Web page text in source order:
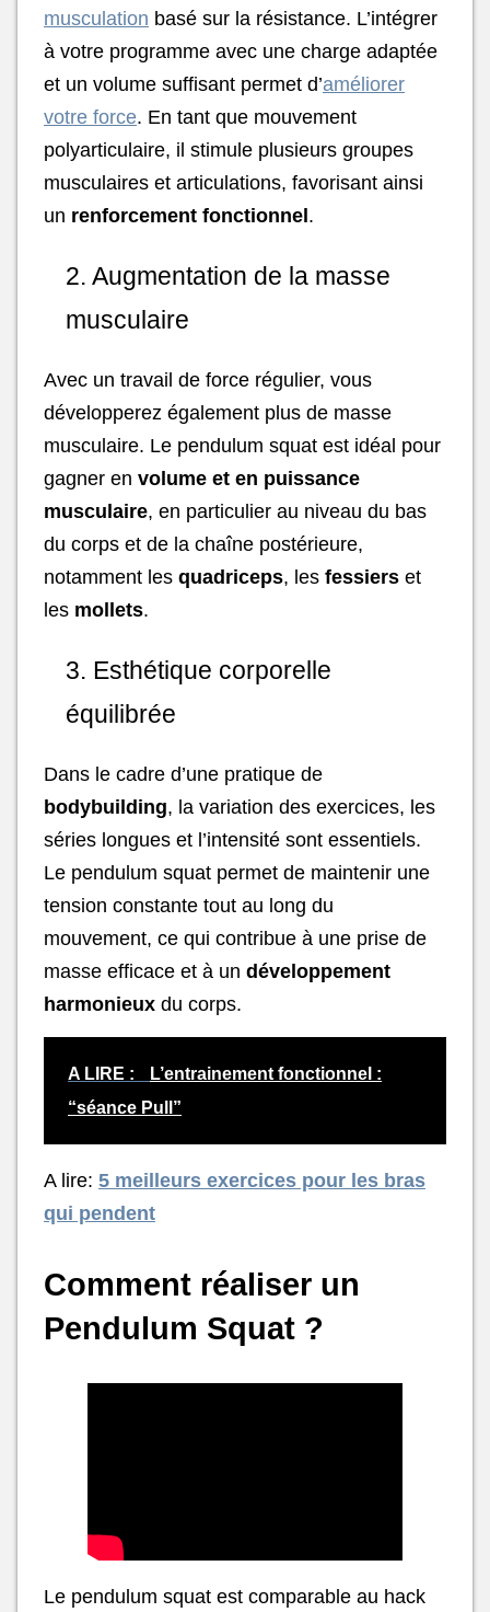
musculation basé sur la résistance. L’intégrer
à votre programme avec une charge adaptée
et un volume suffisant permet d’améliorer
votre force. En tant que mouvement
polyarticulaire, il stimule plusieurs groupes
musculaires et articulations, favorisant ainsi
un renforcement fonctionnel .
2. Augmentation de la masse
musculaire
Avec un travail de force régulier, vous
développerez également plus de masse
musculaire. Le pendulum squat est idéal pour
gagner en volume et en puissance
musculaire, en particulier au niveau du bas
du corps et de la chaîne postérieure,
notamment les quadriceps, les fessiers et
les mollets.
3. Esthétique corporelle
équilibrée
Dans le cadre d’une pratique de
bodybuilding, la variation des exercices, les
séries longues et l’intensité sont essentiels.
Le pendulum squat permet de maintenir une
tension constante tout au long du
mouvement, ce qui contribue à une prise de
masse efficace et à un développement
harmonieux du corps.
A LIRE :
L’entrainement fonctionnel :
“séance Pull”
A lire: 5 meilleurs exercices pour les bras
qui pendent
Comment réaliser un
Pendulum Squat ?
Le pendulum squat est comparable au hack